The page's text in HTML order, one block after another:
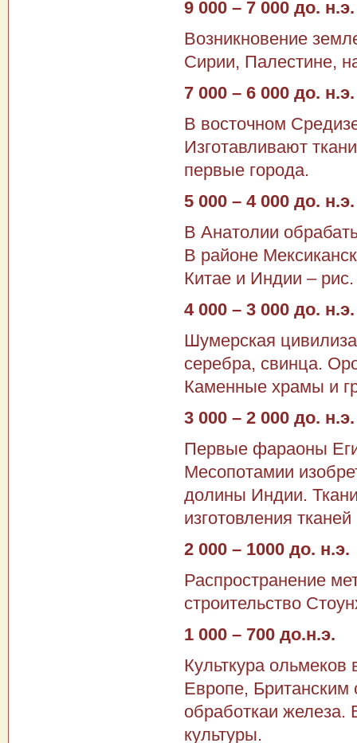
9 000 – 7 000 до. н.э.
Возникновение
Сирии, Палестине,
7 000 – 6 000 до. н.э.
В восточном
Изготавливают
первые города.
5 000 – 4 000 до. н.э.
В Анатолии
В районе
Китае и Индии – рис.
4 000 – 3 000 до. н.э.
Шумерская
серебра, свинца.
Каменные храмы и
3 000 – 2 000 до. н.э.
Первые фараоны
Месопотамии
долины Индии.
изготовления
2 000 – 1000 до. н.э.
Распространение
строительство
1 000 – 700 до.н.э.
Культкура
Европе, Британским
обработкаи железа.
культуры.